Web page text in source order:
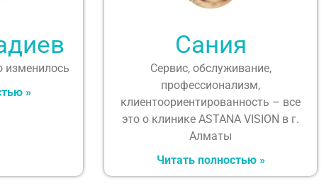
изменилось
»
Сания
Сервис, обслуживание,
профессионализм,
клиентоориентированность – все
это о клинике ASTANA VISION в г.
Алматы
Читать полностью »